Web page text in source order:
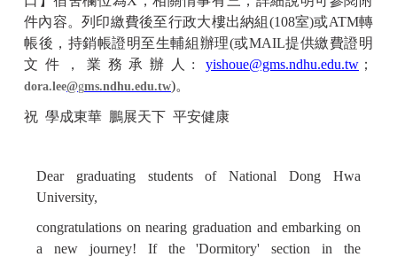
件內容。列印繳費後至行政大樓出納組 (108室)或ATM轉
帳後，持銷帳證明至生輔組辦理(或MAIL提供繳費證明
文件，業務承辦人 :yishoue@gms.ndhu.edu.tw ；
dora.lee@gms.ndhu.edu.tw)。
祝 學成東華 鵬展天下 平安健康
Dear graduating students of National Dong Hwa
University,
congratulations on nearing graduation and embarking on
a new journey! If the 'Dormitory' section in the